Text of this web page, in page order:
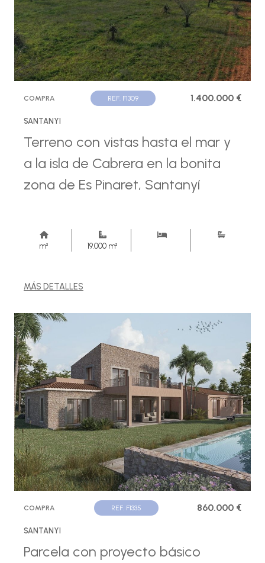
COMPRA REF. F1309 1.400.000 €
SANTANYI
Terreno con vistas hasta el mar y
a la isla de Cabrera en la bonita
zona de Es Pinaret, Santanyí
m² 19.000 m²
MÁS DETALLES
COMPRA REF. F1335 860.000 €
SANTANYI
Parcela con proyecto básico